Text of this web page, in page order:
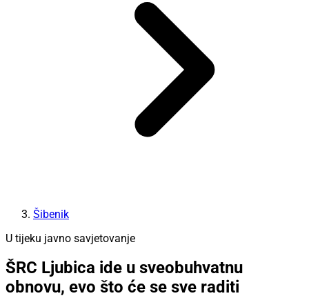
Šibenik
U tijeku javno savjetovanje
ŠRC Ljubica ide u sveobuhvatnu
obnovu, evo što će se sve raditi